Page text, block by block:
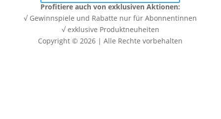
Profitiere auch von exklusiven Aktionen:
√ Gewinnspiele und Rabatte nur für Abonnentinnen
√ exklusive Produktneuheiten
Copyright © 2026 | Alle Rechte vorbehalten